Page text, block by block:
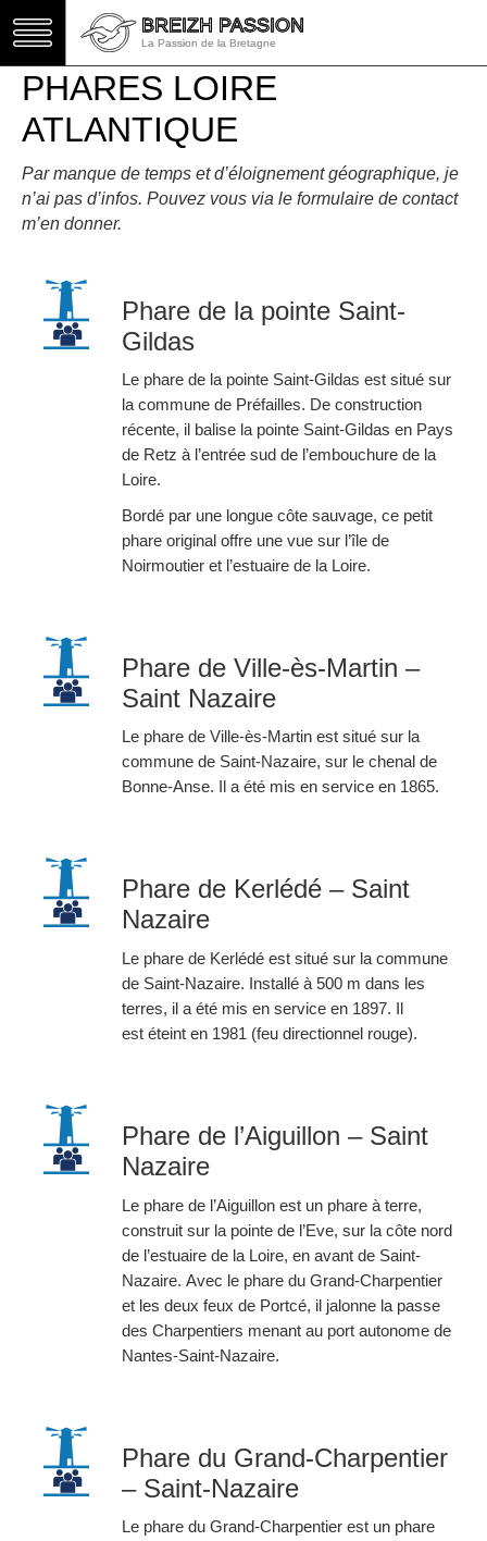
BREIZH PASSION
La Passion de la Bretagne
PHARES LOIRE
ATLANTIQUE
Par manque de temps et d’éloignement géographique, je
n’ai pas d’infos. Pouvez vous via le formulaire de contact
m’en donner.
Phare de la pointe Saint-
Gildas
Le phare de la pointe Saint-Gildas est situé sur
la commune de Préfailles. De construction
récente, il balise la pointe Saint-Gildas en Pays
de Retz à l’entrée sud de l’embouchure de la
Loire.
Bordé par une longue côte sauvage, ce petit
phare original offre une vue sur l’île de
Noirmoutier et l’estuaire de la Loire.
Phare de Ville-ès-Martin –
Saint Nazaire
Le phare de Ville-ès-Martin est situé sur la
commune de Saint-Nazaire, sur le chenal de
Bonne-Anse. Il a été mis en service en 1865.
Phare de Kerlédé – Saint
Nazaire
Le phare de Kerlédé est situé sur la commune
de Saint-Nazaire. Installé à 500 m dans les
terres, il a été mis en service en 1897. Il
est éteint en 1981 (feu directionnel rouge).
Phare de l’Aiguillon – Saint
Nazaire
Le phare de l’Aiguillon est un phare à terre,
construit sur la pointe de l’Eve, sur la côte nord
de l’estuaire de la Loire, en avant de Saint-
Nazaire. Avec le phare du Grand-Charpentier
et les deux feux de Portcé, il jalonne la passe
des Charpentiers menant au port autonome de
Nantes-Saint-Nazaire.
Phare du Grand-Charpentier
– Saint-Nazaire
Le phare du Grand-Charpentier est un phare
BREIZH PASSION
La Passion de la Bretagne